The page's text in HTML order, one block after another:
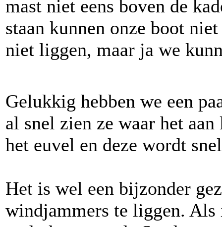
mast niet eens boven de
staan kunnen onze boot
niet liggen, maar ja we
Gelukkig hebben we een
al snel zien ze waar het
het euvel en deze wordt
Het is wel een bijzonder
windjammers te liggen.